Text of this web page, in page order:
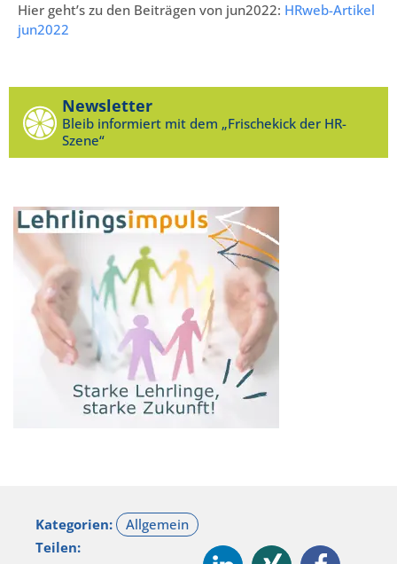
Hier geht’s zu den Beiträgen von jun2022: HRweb-Artikel
jun2022
Newsletter
Bleib informiert mit dem „Frischekick der HR-
Szene“
Kategorien:
Teilen: